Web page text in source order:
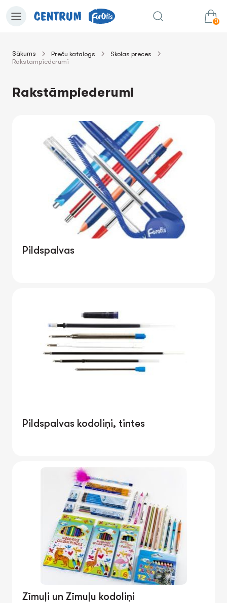
0
uz grozu
Sākums Preču katalogs
Skolas preces
Rakstāmpiederumi
Rakstāmpiederumi
Pildspalvas
Pildspalvas kodoliņi, tintes
Zīmuļi un Zīmuļu kodoliņi